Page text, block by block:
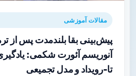
مقالات آموزشی
پیش‌بینی بقا بلندمدت پس از
آنوریسم آئورت شکمی:
تا-رویداد و مدل تجمیعی